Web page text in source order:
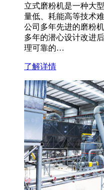
立式磨粉机是一种大
量低、耗能高等技术
公司多年先进的磨粉
多年的潜心设计改进
理可靠的…
了解详情